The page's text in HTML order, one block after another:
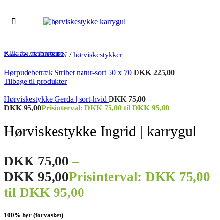
Klik for at forstørre
Forside/ KØKKEN / hørviskestykker
Hørpudebetræk Stribet natur-sort 50 x 70 DKK 225,00
Tilbage til produkter
Hørviskestykke Gerda | sort-hvid DKK 75,00 –
DKK 95,00Prisinterval: DKK 75,00 til DKK 95,00
Hørviskestykke Ingrid | karrygul
DKK 75,00 –
DKK 95,00Prisinterval: DKK 75,00
til DKK 95,00
100% hør (forvasket)